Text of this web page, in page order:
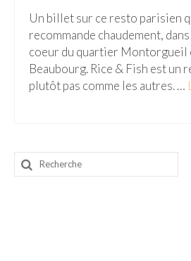
Danemark
Copenhague
Portugal
GUIDES FOOD
Un billet sur ce resto parisien
recommande chaudement,
coeur du quartier Montorgueil
Beaubourg. Rice & Fish est un
plutôt pas comme les autres. …
Rechercher
: